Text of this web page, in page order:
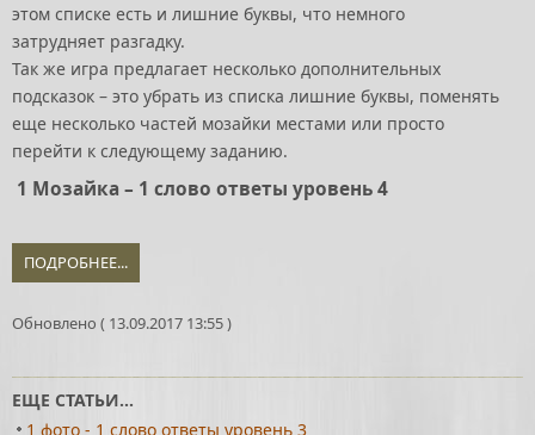
этом списке есть и лишние буквы, что немного
затрудняет разгадку.
Так же игра предлагает несколько дополнительных
подсказок – это убрать из списка лишние буквы, поменять
еще несколько частей мозайки местами или просто
перейти к следующему заданию.
1 Мозайка – 1 слово ответы уровень 4
ПОДРОБНЕЕ...
Обновлено ( 13.09.2017 13:55 )
ЕЩЕ СТАТЬИ...
1 фото - 1 слово ответы уровень 3